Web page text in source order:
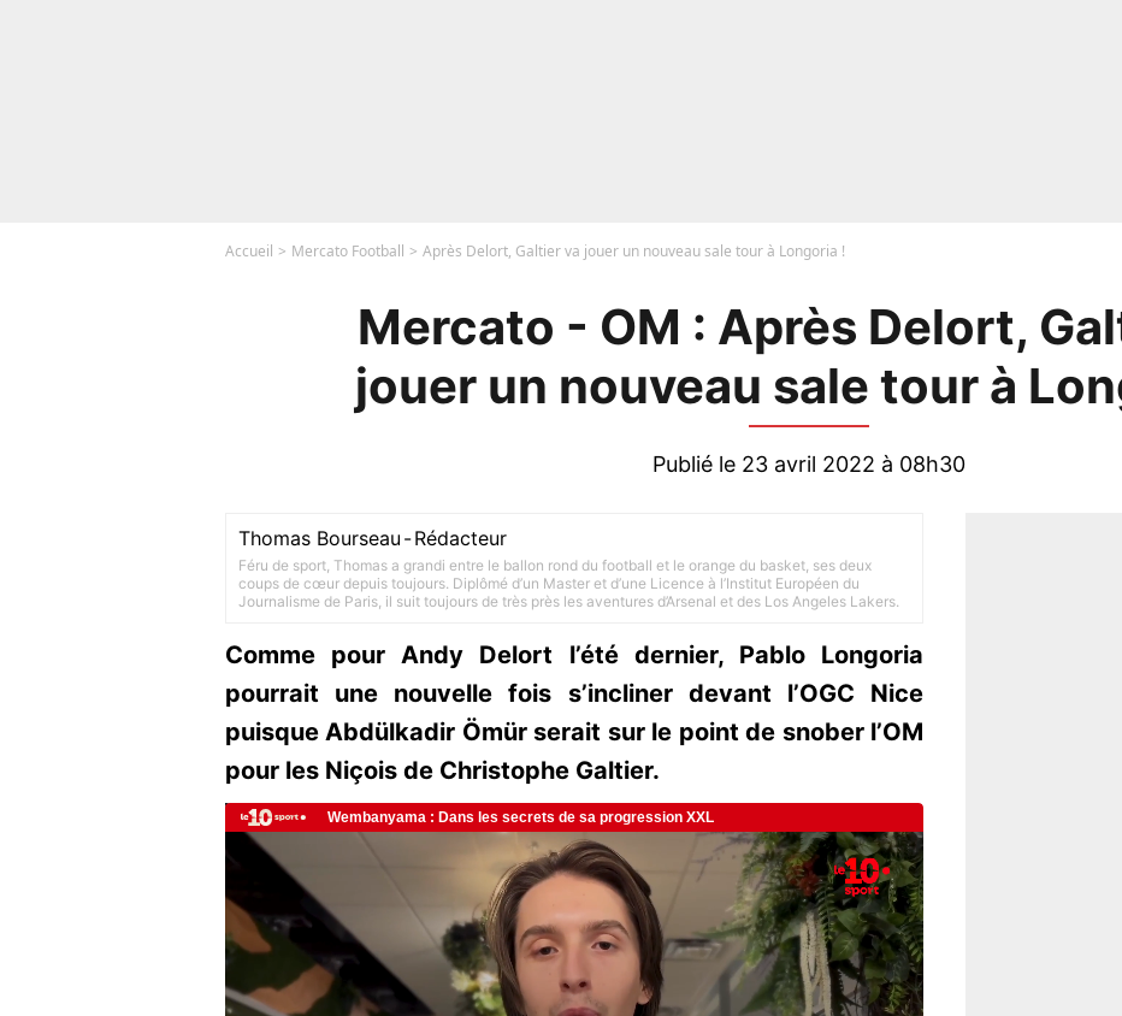
Accueil Mercato Football Après Delort, Galtier va jouer un nouveau sale tour à Longoria !
Mercato - OM : Après Delort,
jouer un nouveau sale tour à
Publié le 23 avril 2022 à 08h30
Thomas Bourseau -Rédacteur
Féru de sport, Thomas a grandi entre le ballon rond du football et le orange du basket, ses deux
coups de cœur depuis toujours. Diplômé d’un Master et d’une Licence à l’Institut Européen du
Journalisme de Paris, il suit toujours de très près les aventures d’Arsenal et des Los Angeles Lakers.
Comme pour Andy Delort l’été dernier, Pablo Longoria
pourrait une nouvelle fois s’incliner devant l’OGC Nice
puisque Abdülkadir Ömür serait sur le point de snober l’OM
pour les Niçois de Christophe Galtier.